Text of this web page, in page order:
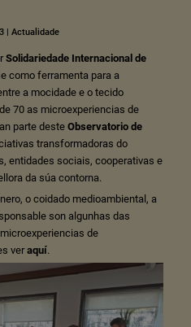
| Actualidade
Solidariedade Internacional de
como ferramenta para a
a mocidade e o tecido
70 as microexperiencias de
parte deste Observatorio de
transformadoras do
entidades sociais, cooperativas e
da súa contorna.
o coidado medioambiental, a
son algunhas das
de
ver aquí.